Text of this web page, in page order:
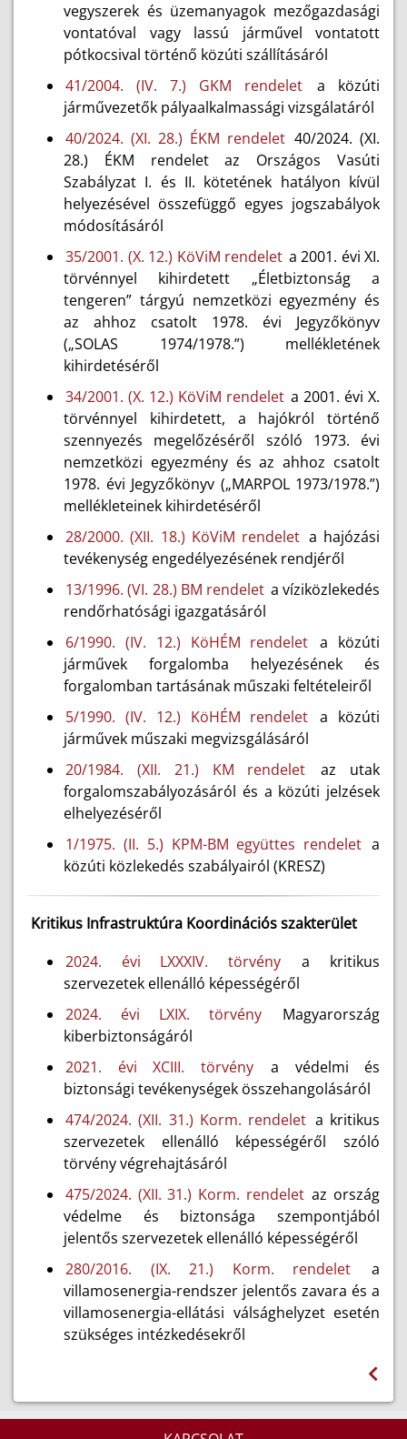
vegyszerek és üzemanyagok mezőgazdasági
vontatóval vagy lassú járművel vontatott
pótkocsival történő közúti szállításáról
41/2004. (IV. 7.) GKM rendelet a közúti
járművezetők pályaalkalmassági vizsgálatáról
40/2024. (XI. 28.) ÉKM rendelet 40/2024. (XI.
28.) ÉKM rendelet az Országos Vasúti
Szabályzat I. és II. kötetének hatályon kívül
helyezésével összefüggő egyes jogszabályok
módosításáról
35/2001. (X. 12.) KöViM rendelet a 2001. évi XI.
törvénnyel kihirdetett „Életbiztonság a
tengeren” tárgyú nemzetközi egyezmény és
az ahhoz csatolt 1978. évi Jegyzőkönyv
(„SOLAS 1974/1978.”) mellékletének
kihirdetéséről
34/2001. (X. 12.) KöViM rendelet a 2001. évi X.
törvénnyel kihirdetett, a hajókról történő
szennyezés megelőzéséről szóló 1973. évi
nemzetközi egyezmény és az ahhoz csatolt
1978. évi Jegyzőkönyv („MARPOL 1973/1978.”)
mellékleteinek kihirdetéséről
28/2000. (XII. 18.) KöViM rendelet a hajózási
tevékenység engedélyezésének rendjéről
13/1996. (VI. 28.) BM rendelet a víziközlekedés
rendőrhatósági igazgatásáról
6/1990. (IV. 12.) KöHÉM rendelet a közúti
járművek forgalomba helyezésének és
forgalomban tartásának műszaki feltételeiről
5/1990. (IV. 12.) KöHÉM rendelet a közúti
járművek műszaki megvizsgálásáról
20/1984. (XII. 21.) KM rendelet
az utak
forgalomszabályozásáról és a közúti jelzések
elhelyezéséről
1/1975. (II. 5.) KPM-BM együttes rendelet a
közúti közlekedés szabályairól (KRESZ)
Kritikus Infrastruktúra Koordinációs szakterület
2024. évi LXXXIV. törvény a kritikus
szervezetek ellenálló képességéről
2024. évi LXIX. törvény Magyarország
kiberbiztonságáról
2021. évi XCIII. törvény a védelmi és
biztonsági tevékenységek összehangolásáról
474/2024. (XII. 31.) Korm. rendelet a kritikus
szervezetek ellenálló képességéről szóló
törvény végrehajtásáról
475/2024. (XII. 31.) Korm. rendelet az ország
védelme és biztonsága szempontjából
jelentős szervezetek ellenálló képességéről
280/2016. (IX. 21.) Korm. rendelet
a
villamosenergia-rendszer jelentős zavara és a
villamosenergia-ellátási válsághelyzet esetén
szükséges intézkedésekről